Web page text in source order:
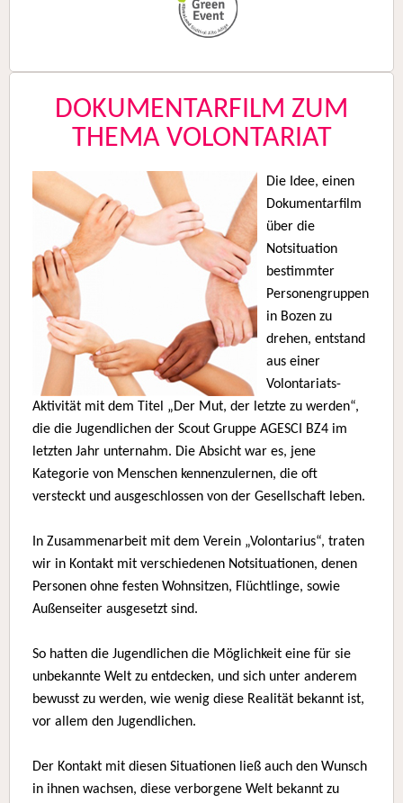
DOKUMENTARFILM ZUM
THEMA VOLONTARIAT
Die Idee, einen
Dokumentarfilm
über die
Notsituation
bestimmter
Personengruppen
in Bozen zu
drehen, entstand
aus einer
Volontariats-
Aktivität mit dem Titel „Der Mut, der letzte zu werden“,
die die Jugendlichen der Scout Gruppe AGESCI BZ4 im
letzten Jahr unternahm. Die Absicht war es, jene
Kategorie von Menschen kennenzulernen, die oft
versteckt und ausgeschlossen von der Gesellschaft leben.
In Zusammenarbeit mit dem Verein „Volontarius“, traten
wir in Kontakt mit verschiedenen Notsituationen, denen
Personen ohne festen Wohnsitzen, Flüchtlinge, sowie
Außenseiter ausgesetzt sind.
So hatten die Jugendlichen die Möglichkeit eine für sie
unbekannte Welt zu entdecken, und sich unter anderem
bewusst zu werden, wie wenig diese Realität bekannt ist,
vor allem den Jugendlichen.
Der Kontakt mit diesen Situationen ließ auch den Wunsch
in ihnen wachsen, diese verborgene Welt bekannt zu